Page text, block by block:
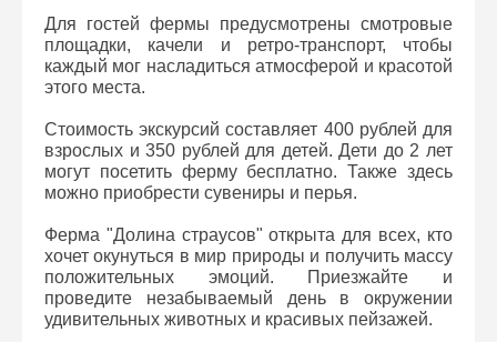
Для гостей фермы предусмотрены смотровые
площадки, качели и ретро-транспорт, чтобы
каждый мог насладиться атмосферой и красотой
этого места.
Стоимость экскурсий составляет 400 рублей для
взрослых и 350 рублей для детей. Дети до 2 лет
могут посетить ферму бесплатно. Также здесь
можно приобрести сувениры и перья.
Ферма "Долина страусов" открыта для всех, кто
хочет окунуться в мир природы и получить массу
положительных эмоций. Приезжайте и
проведите незабываемый день в окружении
удивительных животных и красивых пейзажей.